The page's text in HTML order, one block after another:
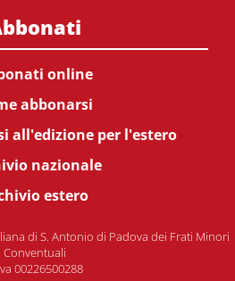
online
abbonarsi
all'edizione per l'estero
nazionale
estero
di S. Antonio di Padova dei Frati Minori
Conventuali
00226500288